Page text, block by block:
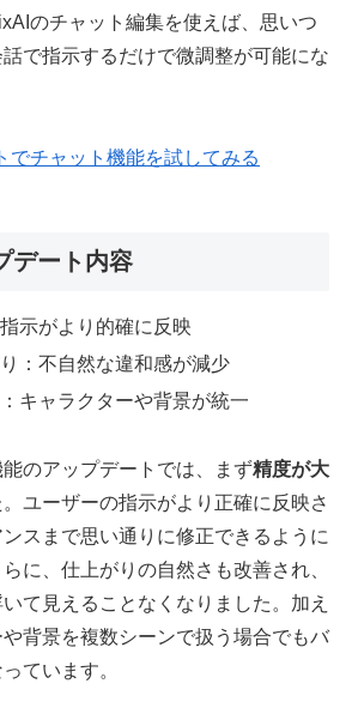
のチャット編集を使えば、思いつ
で指示するだけで微調整が可能にな
でチャット機能を試してみる
デート内容
示がより的確に反映
：不自然な違和感が減少
キャラクターや背景が統一
のアップデートでは、まず精度が大
。ユーザーの指示がより正確に反映さ
スまで思い通りに修正できるように
に、仕上がりの自然さも改善され、
て見えることなくなりました。加え
背景を複数シーンで扱う場合でもバ
ています。